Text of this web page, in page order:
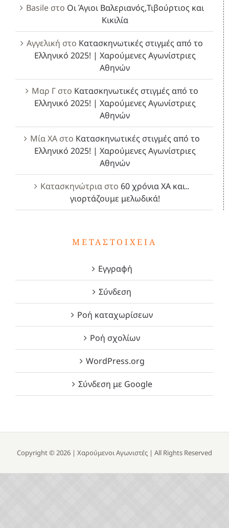
Basileστο Οι Άγιοι Βαλεριανός,Τιβούρτιος και
Κικιλία
Αγγελική στο Κατασκηνωτικές στιγμές από το
Ελληνικό 2025! | Χαρούμενες Αγωνίστριες
Αθηνών
Μαρ Γστο Κατασκηνωτικές στιγμές από το
Ελληνικό 2025! | Χαρούμενες Αγωνίστριες
Αθηνών
Μία ΧΑστο Κατασκηνωτικές στιγμές από το
Ελληνικό 2025! | Χαρούμενες Αγωνίστριες
Αθηνών
Κατασκηνώτρια στο 60 χρόνια ΧΑ και..
γιορτάζουμε μελωδικά!
ΜΕΤΑΣΤΟΙΧΕΊΑ
Εγγραφή
Σύνδεση
Ροή καταχωρίσεων
Ροή σχολίων
WordPress.org
Σύνδεση με Google
Copyright © 2026 | Χαρούμενοι Αγωνιστές | All Rights Reserved